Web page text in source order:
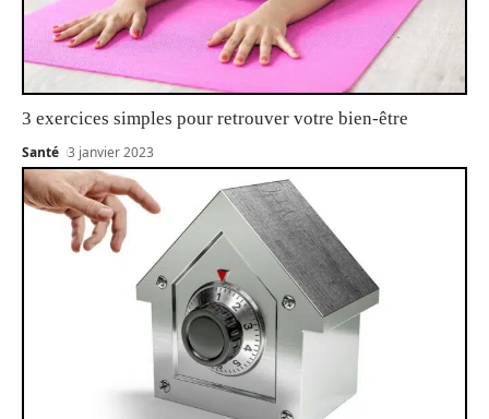
3 exercices simples pour retrouver votre bien-être
Santé 3 janvier 2023